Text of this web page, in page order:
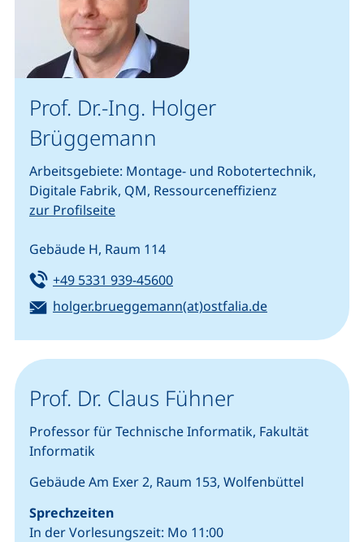
Prof. Dr.-Ing. Holger
Brüggemann
Arbeitsgebiete: Montage- und Robotertechnik,
Digitale Fabrik, QM, Ressourceneffizienz
zur Profilseite
Gebäude H, Raum 114
Tel:
+49 5331 939-45600(startet einen Telefonanruf,
E-Mail:
holger.brueggemann(at)ostfalia.de(öffnet Ihr E-
Prof. Dr. Claus Fühner
Professor für Technische Informatik, Fakultät
Informatik
Gebäude Am Exer 2, Raum 153, Wolfenbüttel
Sprechzeiten
In der Vorlesungszeit: Mo 11:00